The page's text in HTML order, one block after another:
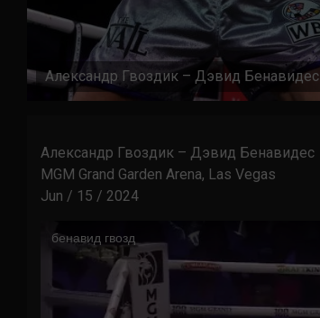
Александр Гвоздик – Дэвид Бенавидес
Александр Гвоздик – Дэвид Бенавидес
MGM Grand Garden Arena, Las Vegas
Jun / 15 / 2024